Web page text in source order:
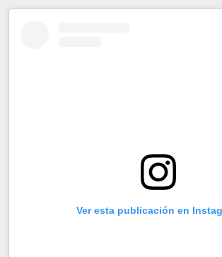
Ver esta publicación en